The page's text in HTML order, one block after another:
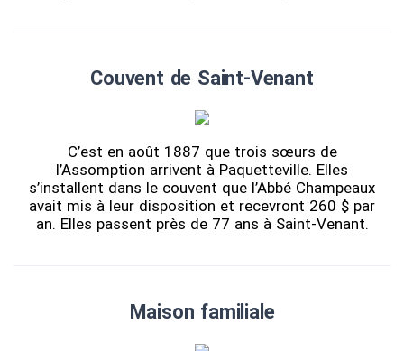
Couvent de Saint-Venant
C’est en août 1887 que trois sœurs de
l’Assomption arrivent à Paquetteville. Elles
s’installent dans le couvent que l’Abbé Champeaux
avait mis à leur disposition et recevront 260 $ par
an. Elles passent près de 77 ans à Saint-Venant.
Maison familiale